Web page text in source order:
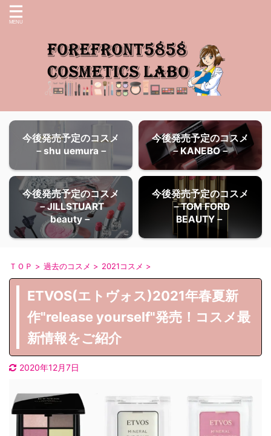
今後発売予定のコスメ
－shu uemura－
今後発売予定のコスメ
－KANEBO－
今後発売予定のコスメ
－JILLSTUART
beauty－
今後発売予定のコスメ
－TOM FORD
BEAUTY－
ＴＯＰ > 過去のコスメ > 2021コスメ >
ETVOS(エトヴォス)2021年春夏新
作"release yourself"発売！コスメ最
新情報をご紹介
2020年12月7日